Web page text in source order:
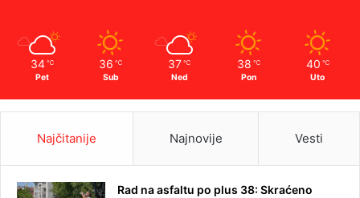
34 ℃
Pet
36 ℃
Sub
37 ℃
Ned
38 ℃
Pon
40 ℃
Uto
Najčitanije Najnovije Vesti
Rad na asfaltu po plus 38: Skraćeno